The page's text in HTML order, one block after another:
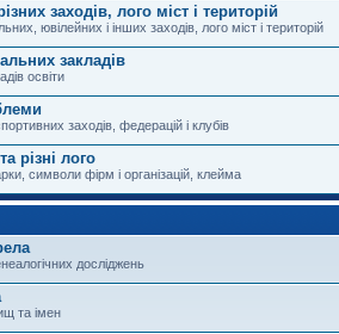
заходів, лого міст і територій
ювілейних і інших заходів, лого міст і територій
закладів
освіти
заходів, федерацій і клубів
різні лого
символи фірм і організацій, клейма
досліджень
та імен